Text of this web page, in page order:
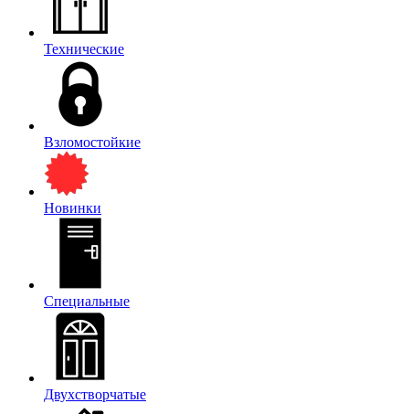
Технические
Взломостойкие
Новинки
Специальные
Двухстворчатые